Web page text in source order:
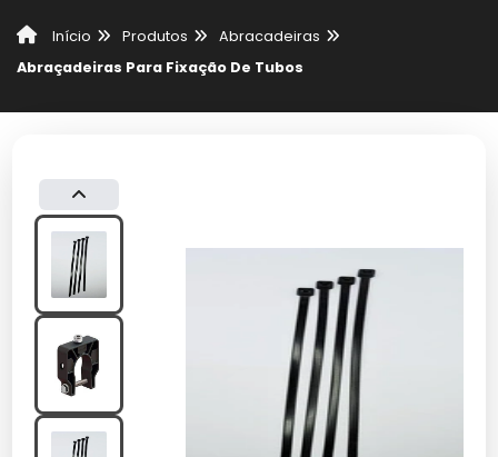
Início Produtos
Abracadeiras
Abraçadeiras Para Fixação De Tubos